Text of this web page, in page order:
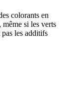
colorants en
même si les verts
les additifs